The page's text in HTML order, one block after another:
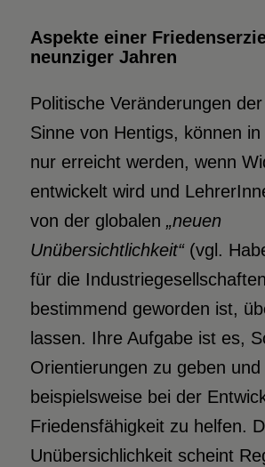
Aspekte einer
neunziger Jahren
Politische Veränderungen
Sinne von Hentigs, können
nur erreicht werden, wenn
entwickelt wird und
von der globalen „neuen
Unübersichtlichkeit“(vgl.
für die Industriegesellschaften
bestimmend geworden ist,
lassen. Ihre Aufgabe ist es,
Orientierungen zu geben und
beispielsweise bei der
Friedensfähigkeit zu helfen.
Unübersichlichkeit scheint